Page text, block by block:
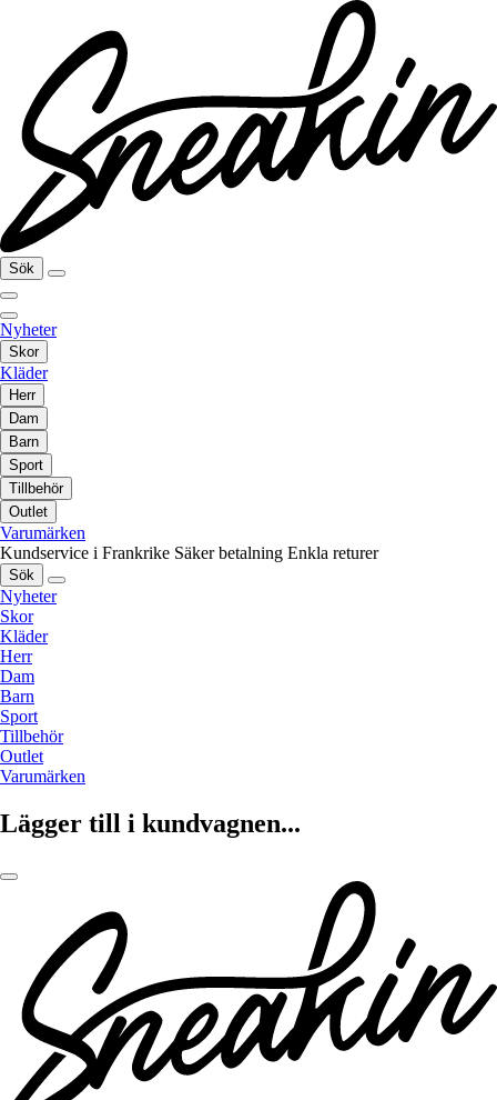
Sök
Nyheter
Skor
Kläder
Herr
Dam
Barn
Sport
Tillbehör
Outlet
Varumärken
Kundservice i Frankrike Säker betalning Enkla returer
Sök
Nyheter
Skor
Kläder
Herr
Dam
Barn
Sport
Tillbehör
Outlet
Varumärken
Lägger till i kundvagnen...